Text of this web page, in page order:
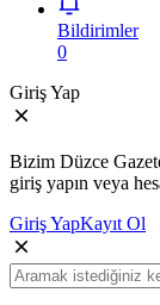
Bildirimler
0
Giriş Yap
Bizim Düzce
giriş yapın veya
Giriş YapKayıt Ol